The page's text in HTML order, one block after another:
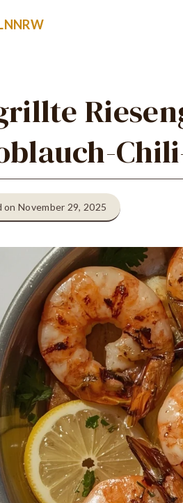
on November 29, 2025